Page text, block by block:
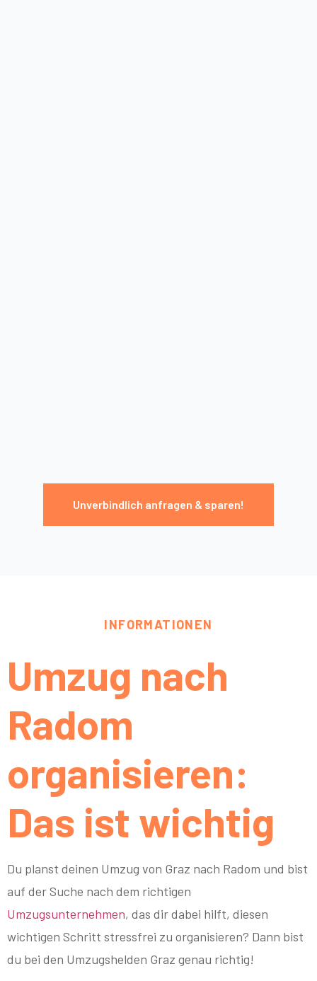
Unverbindlich anfragen & sparen!
INFORMATIONEN
Umzug nach
Radom
organisieren:
Das ist wichtig
Du planst deinen Umzug von Graz nach Radom und bist
auf der Suche nach dem richtigen
Umzugsunternehmen, das dir dabei hilft, diesen
wichtigen Schritt stressfrei zu organisieren? Dann bist
du bei den Umzugshelden Graz genau richtig!